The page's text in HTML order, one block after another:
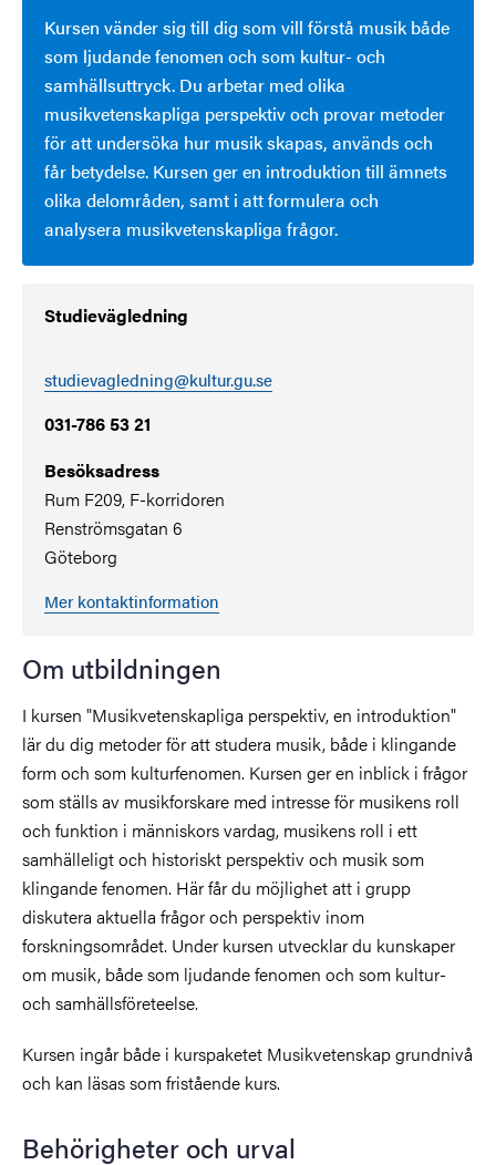
Kursen vänder sig till dig som vill förstå musik både
som ljudande fenomen och som kultur- och
samhällsuttryck. Du arbetar med olika
musikvetenskapliga perspektiv och provar metoder
för att undersöka hur musik skapas, används och
får betydelse. Kursen ger en introduktion till ämnets
olika delområden, samt i att formulera och
analysera musikvetenskapliga frågor.
Studievägledning
studievagledning@kultur.gu.se
031-786 53 21
Besöksadress
Rum F209, F-korridoren
Renströmsgatan 6
Göteborg
Mer kontaktinformation
Om utbildningen
I kursen "Musikvetenskapliga perspektiv, en introduktion"
lär du dig metoder för att studera musik, både i klingande
form och som kulturfenomen. Kursen ger en inblick i frågor
som ställs av musikforskare med intresse för musikens roll
och funktion i människors vardag, musikens roll i ett
samhälleligt och historiskt perspektiv och musik som
klingande fenomen. Här får du möjlighet att i grupp
diskutera aktuella frågor och perspektiv inom
forskningsområdet. Under kursen utvecklar du kunskaper
om musik, både som ljudande fenomen och som kultur-
och samhällsföreteelse.
Kursen ingår både i kurspaketet Musikvetenskap grundnivå
och kan läsas som fristående kurs.
Behörigheter och urval